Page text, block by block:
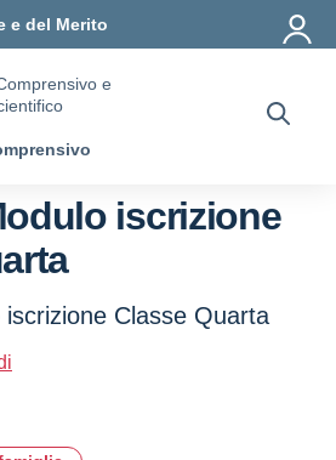
e del Merito
e
iscrizione
Classe Quarta